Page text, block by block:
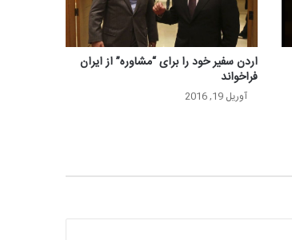
اردن سفیر خود را برای “مشاوره” از ایران
فراخواند
آوریل 19, 2016